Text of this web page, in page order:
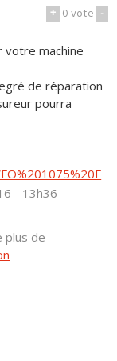
+ 0vote -
votre machine
de réparation
pourra
- 13h36
plus de